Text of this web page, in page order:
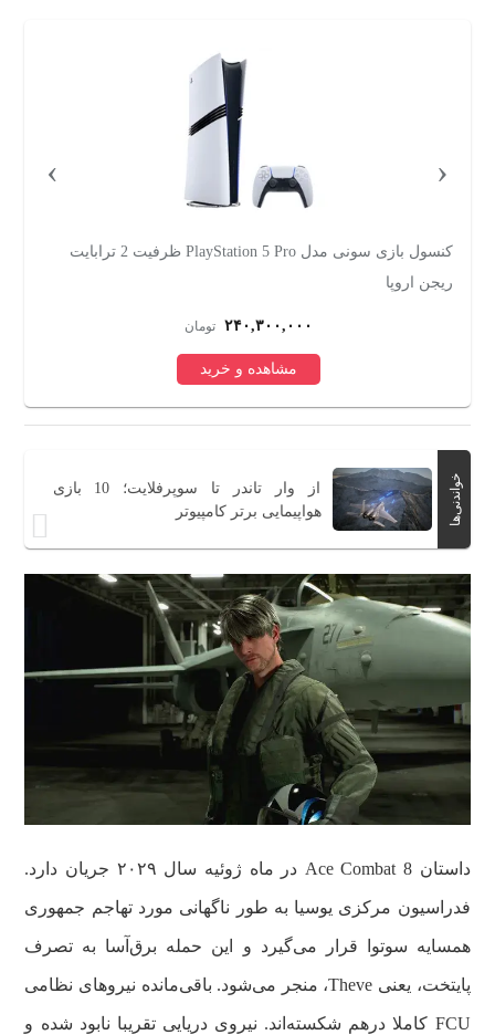
کنسول بازی سونی مدل PlayStation 5 Pro ظرفیت 2 ترابایت
ریجن اروپا
۲۴۰,۳۰۰,۰۰۰ تومان
مشاهده و خرید
‹
›
خواندنی‌ها
از وار تاندر تا سوپرفلایت؛ 10 بازی
هواپیمایی برتر کامپیوتر
داستان Ace Combat 8 در ماه ژوئیه سال ۲۰۲۹ جریان دارد.
فدراسیون مرکزی یوسیا به طور ناگهانی مورد تهاجم جمهوری
همسایه سوتوا قرار می‌گیرد و این حمله برق‌آسا به تصرف
پایتخت، یعنی Theve، منجر می‌شود. باقی‌مانده نیروهای نظامی
FCU کاملا درهم شکسته‌اند. نیروی دریایی تقریبا نابود شده و